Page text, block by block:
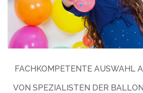
FACHKOMPETENTE AUSWAHL
VON SPEZIALISTEN DER